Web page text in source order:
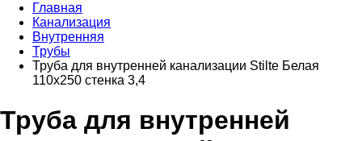
Главная
Канализация
Внутренняя
Трубы
Труба для внутренней канализации Stilte Белая
110x250 стенка 3,4
Труба для внутренней